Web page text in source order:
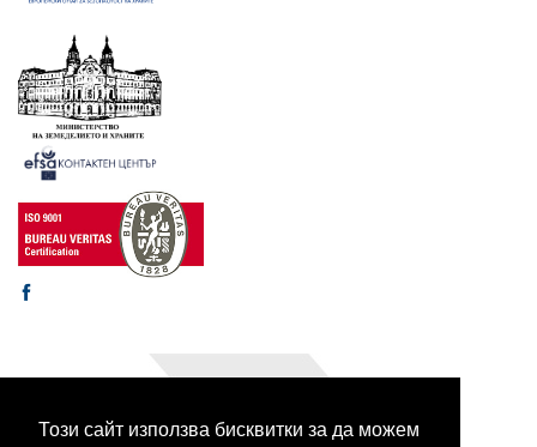
Този сайт използва бисквитки за да можем
© 2003-2026 CORHV